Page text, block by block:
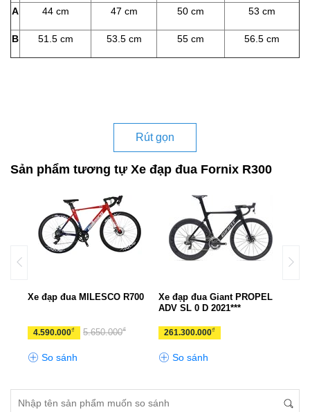
A
44 cm 47 cm 50 cm 53 cm
B 51.5 cm 53.5 cm 55 cm 56.5 cm
Rút gọn
Sản phẩm tương tự Xe đạp đua Fornix R300
Xe đạp đua MILESCO R700
4.590.000₫ 5.650.000₫
So sánh
Xe đạp đua Giant PROPEL
ADV SL 0 D 2021***
261.300.000₫
So sánh